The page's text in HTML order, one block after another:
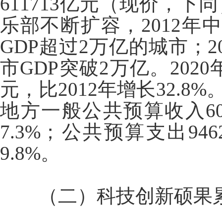
乐部不断扩容，2012年
GDP超过2万亿的城市；
市GDP突破2万亿。
元，比2012年增长32.8%
地方一般公共预算收入
7.3%；公共预算支出
9.8%。
（二）科技创新硕